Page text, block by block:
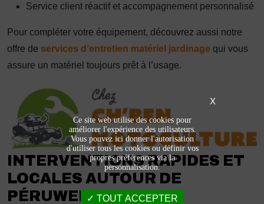
Service client réactif et accompagnement personnalisé
Pour compléter votre équipement, découvrez aussi notre
offre de services d’entretien matériel jardinage qui vous
assure un matériel toujours prêt à l’usage.
INTERVENTIONS RAPIDES ET
LOCALES AUTOUR DE
PÉRUWELZ
X
Ce site web utilise des cookies pour
améliorer l'expérience des utilisateurs.
Vous pouvez ici donner l'autorisation
d'utiliser tous les cookies ou définir vos
propres préférences via la
personnalisation.
TOUT ACCEPTER